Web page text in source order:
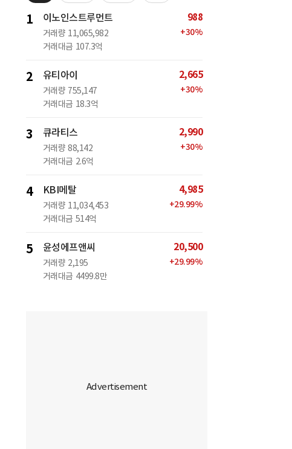
1 이노인스트루먼트
거래량 11,065,982
거래대금 107.3억
988
+30%
2 유티아이
거래량 755,147
거래대금 18.3억
2,665
+30%
3 큐라티스
거래량 88,142
거래대금 2.6억
2,990
+30%
4 KBI메탈
거래량 11,034,453
거래대금 514억
4,985
+29.99%
5 윤성에프앤씨
거래량 2,195
거래대금 4499.8만
20,500
+29.99%